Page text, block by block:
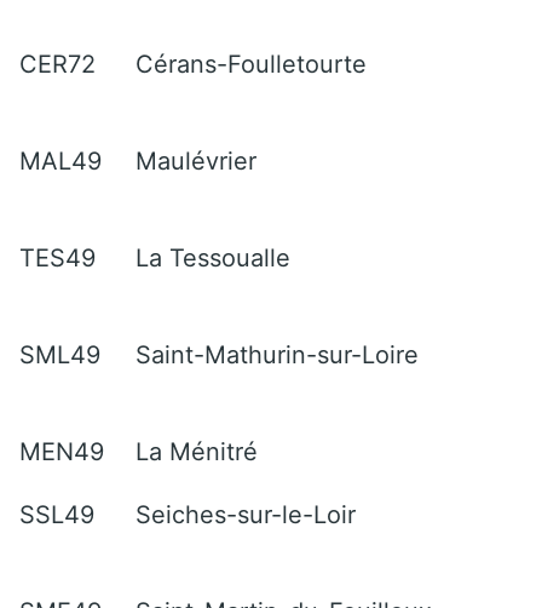
CER72 Cérans-Foulletourte
MAL49 Maulévrier
TES49 La Tessoualle
SML49 Saint-Mathurin-sur-Loire
MEN49 La Ménitré
SSL49 Seiches-sur-le-Loir